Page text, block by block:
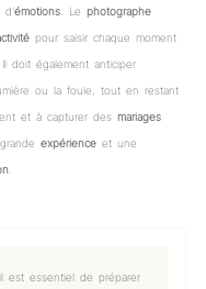
émotions. Le photographe
pour saisir chaque moment
doit également anticiper
ou la foule, tout en restant
et à capturer des mariages
expérience et une
.
est essentiel de préparer